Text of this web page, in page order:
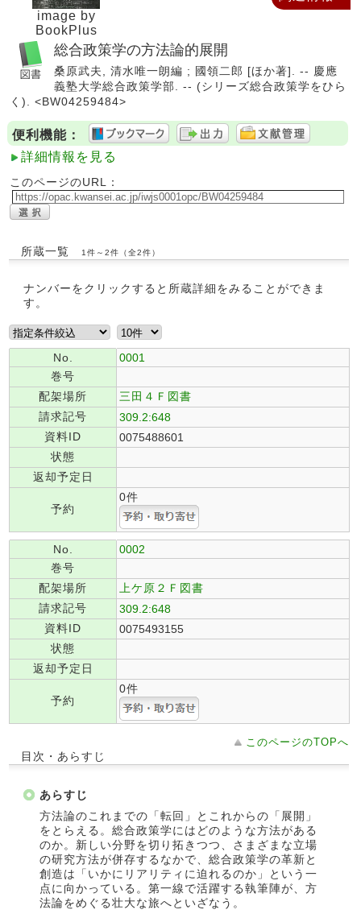
image by
BookPlus
総合政策学の方法論的展開
桑原武夫, 清水唯一朗編 ; 國領二郎 [ほか著]. -- 慶應
義塾大学総合政策学部. -- (シリーズ総合政策学をひら
く). <BW04259484>
便利機能：
詳細情報を見る
このページのURL：
所蔵一覧 1件～2件（全2件）
ナンバーをクリックすると所蔵詳細をみることができま
す。
No.
0001
巻号
配架場所
三田４Ｆ図書
請求記号
309.2:648
資料ID
0075488601
状態
返却予定日
予約
0件
No.
0002
巻号
配架場所
上ケ原２Ｆ図書
請求記号
309.2:648
資料ID
0075493155
状態
返却予定日
予約
0件
このページのTOPへ
目次・あらすじ
あらすじ
方法論のこれまでの「転回」とこれからの「展開」
をとらえる。総合政策学にはどのような方法がある
のか。新しい分野を切り拓きつつ、さまざまな立場
の研究方法が併存するなかで、総合政策学の革新と
創造は「いかにリアリティに迫れるのか」という一
点に向かっている。第一線で活躍する執筆陣が、方
法論をめぐる壮大な旅へといざなう。